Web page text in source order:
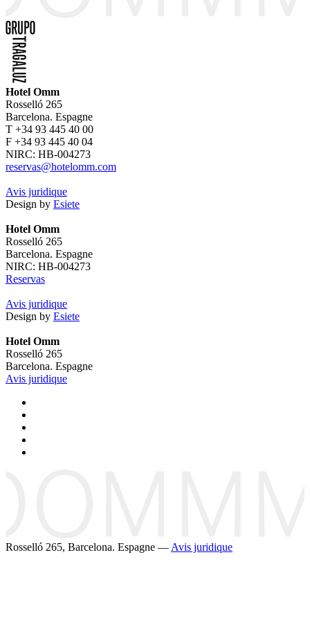
Hotel Omm
Rosselló 265
Barcelona. Espagne
T +34 93 445 40 00
F +34 93 445 40 04
NIRC: HB-004273
reservas@hotelomm.com
Avis juridique
Design by Esiete
Hotel Omm
Rosselló 265
Barcelona. Espagne
NIRC: HB-004273
Reservas
Avis juridique
Design by Esiete
Hotel Omm
Rosselló 265
Barcelona. Espagne
Avis juridique
Rosselló 265, Barcelona. Espagne — Avis juridique